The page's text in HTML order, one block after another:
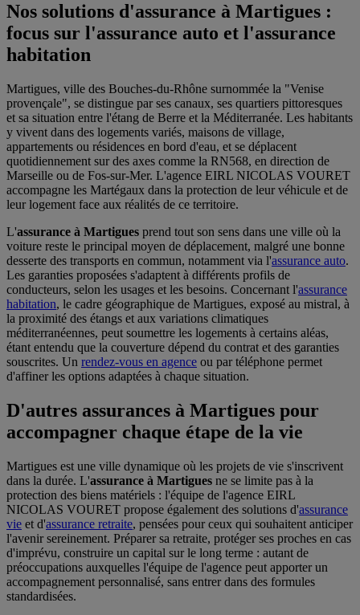
Nos solutions d'assurance à Martigues :
focus sur l'assurance auto et l'assurance
habitation
Martigues, ville des Bouches-du-Rhône surnommée la "Venise
provençale", se distingue par ses canaux, ses quartiers pittoresques
et sa situation entre l'étang de Berre et la Méditerranée. Les habitants
y vivent dans des logements variés, maisons de village,
appartements ou résidences en bord d'eau, et se déplacent
quotidiennement sur des axes comme la RN568, en direction de
Marseille ou de Fos-sur-Mer. L'agence EIRL NICOLAS VOURET
accompagne les Martégaux dans la protection de leur véhicule et de
leur logement face aux réalités de ce territoire.
L'assurance à Martigues prend tout son sens dans une ville où la
voiture reste le principal moyen de déplacement, malgré une bonne
desserte des transports en commun, notamment via l'assurance auto.
Les garanties proposées s'adaptent à différents profils de
conducteurs, selon les usages et les besoins. Concernant l'assurance
habitation, le cadre géographique de Martigues, exposé au mistral, à
la proximité des étangs et aux variations climatiques
méditerranéennes, peut soumettre les logements à certains aléas,
étant entendu que la couverture dépend du contrat et des garanties
souscrites. Un rendez-vous en agence ou par téléphone permet
d'affiner les options adaptées à chaque situation.
D'autres assurances à Martigues pour
accompagner chaque étape de la vie
Martigues est une ville dynamique où les projets de vie s'inscrivent
dans la durée. L'assurance à Martigues ne se limite pas à la
protection des biens matériels : l'équipe de l'agence EIRL
NICOLAS VOURET propose également des solutions d'assurance
vie et d'assurance retraite, pensées pour ceux qui souhaitent anticiper
l'avenir sereinement. Préparer sa retraite, protéger ses proches en cas
d'imprévu, construire un capital sur le long terme : autant de
préoccupations auxquelles l'équipe de l'agence peut apporter un
accompagnement personnalisé, sans entrer dans des formules
standardisées.